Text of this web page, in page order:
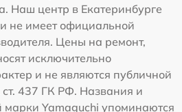
Наш центр в Екатеринбурге
не имеет официальной
Цены на ремонт,
исключительно
и не являются публичной
ст. 437 ГК РФ. Названия и
марки Yamaguchi упоминаются